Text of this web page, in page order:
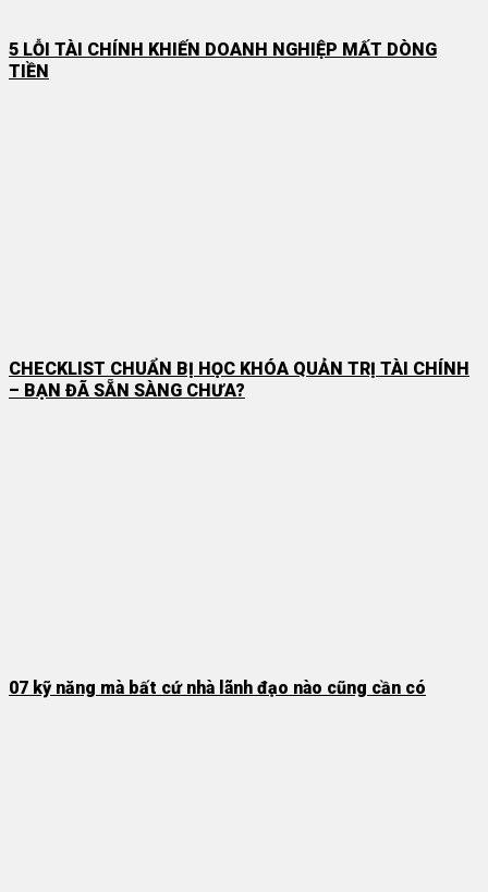
5 LỖI TÀI CHÍNH KHIẾN DOANH NGHIỆP MẤT DÒNG
TIỀN
CHECKLIST CHUẨN BỊ HỌC KHÓA QUẢN TRỊ TÀI CHÍNH
– BẠN ĐÃ SẴN SÀNG CHƯA?
07 kỹ năng mà bất cứ nhà lãnh đạo nào cũng cần có